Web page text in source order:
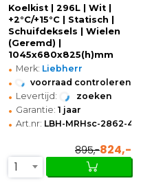
Koelkist | 296L | Wit |
+2°C/+15°C | Statisch |
Schuifdeksels | Wielen
(Geremd) |
1045x680x825(h)mm
• Merk: Liebherr
• voorraad controleren
• Levertijd: zoeken
• Garantie: 1 jaar
• Art.nr: LBH-MRHsc-2862-40-T
895,-824,-
1